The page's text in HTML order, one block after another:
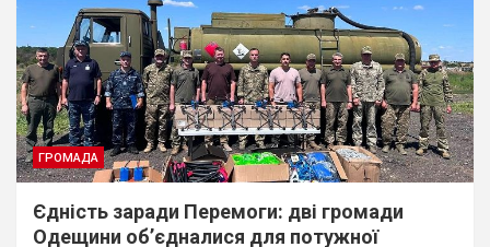
ГРОМАДА
Єдність заради Перемоги: дві громади
Одещини об’єдналися для потужної